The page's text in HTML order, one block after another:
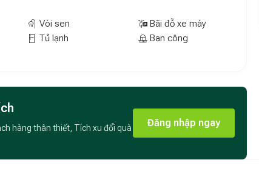
gian trở nên dịu dàng và thư thả. Các thiết bị cần
nghỉ đêm thoải mái mà không bị thiếu thốn tiện nghi.
cho một căn bungalow độc lập.
quần nhỏ
BBQ, bếp lẩu cồn, bếp từ đơn, xoong nồi, bát đũa,
cúng. Không gian bếp tách biệt giúp khách vừa dễ
phù hợp cho những buổi tối nhẹ nhàng với đồ nướng
giác thoải mái cho những bữa dùng chung mà không
Vòi sen
Bãi đỗ xe máy
Tủ lạnh Ban công
hàng thân thiết, Tích xu đổi quà
Đăng nhập ngay